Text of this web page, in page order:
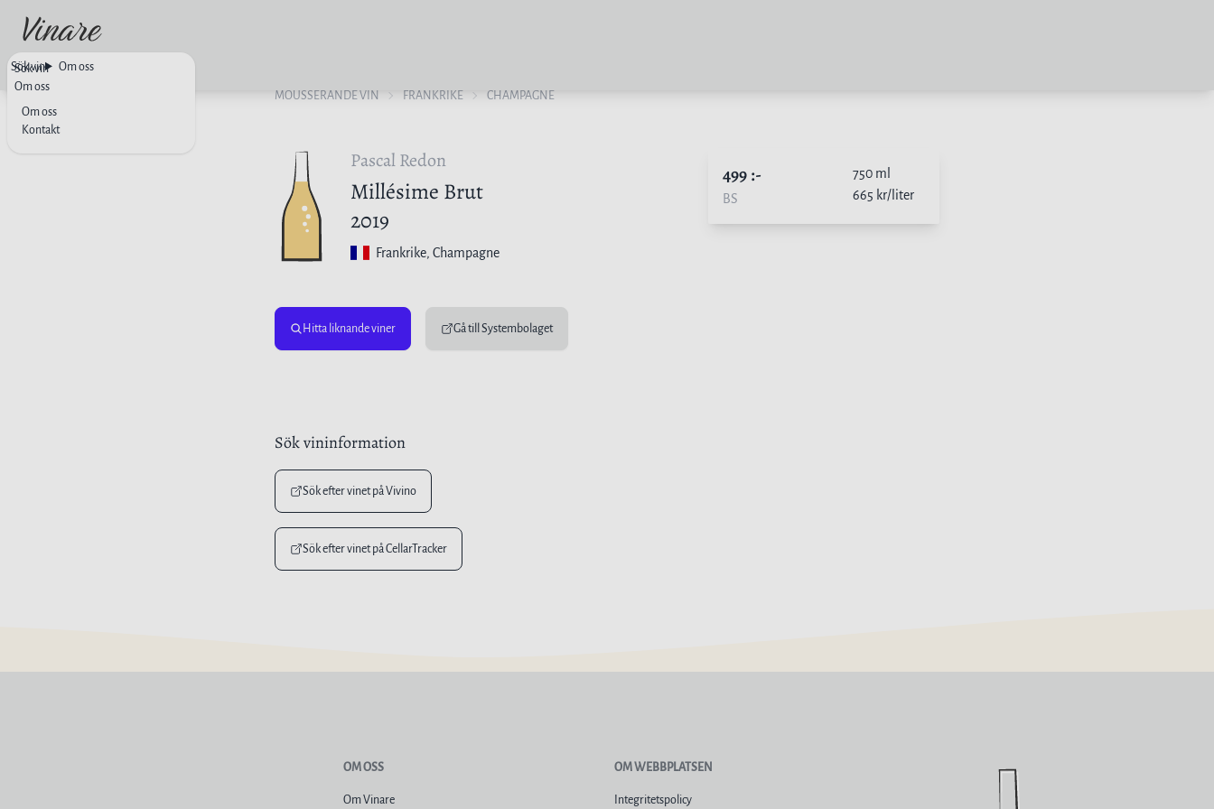
Sök vin
Om oss
Om oss
Kontakt
Sök vin Om oss
MOUSSERANDE VIN FRANKRIKE CHAMPAGNE
Pascal Redon
Millésime Brut
2019
Frankrike, Champagne
Hitta liknande viner Gå till Systembolaget
499:-
BS
750 ml
665 kr/liter
Sök vininformation
Sök efter vinet på Vivino
Sök efter vinet på CellarTracker
OM OSS
Om Vinare
OM WEBBPLATSEN
Integritetspolicy